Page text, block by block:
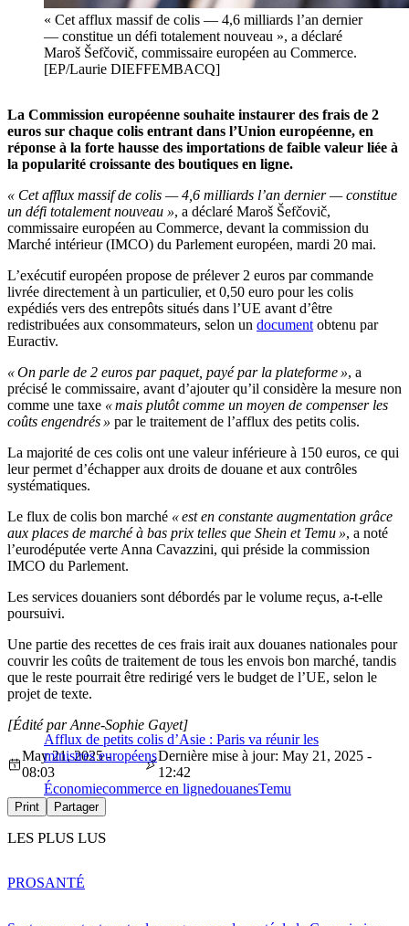
« Cet afflux massif de colis — 4,6 milliards l’an dernier
— constitue un défi totalement nouveau », a déclaré
Maroš Šefčovič, commissaire européen au Commerce.
[EP/Laurie DIEFFEMBACQ]
La Commission européenne souhaite instaurer des frais de 2
euros sur chaque colis entrant dans l’Union européenne, en
réponse à la forte hausse des importations de faible valeur liée à
la popularité croissante des boutiques en ligne.
« Cet afflux massif de colis — 4,6 milliards l’an dernier — constitue
un défi totalement nouveau », a déclaré Maroš Šefčovič,
commissaire européen au Commerce, devant la commission du
Marché intérieur (IMCO) du Parlement européen, mardi 20 mai.
L’exécutif européen propose de prélever 2 euros par commande
livrée directement à un particulier, et 0,50 euro pour les colis
expédiés vers des entrepôts situés dans l’UE avant d’être
redistribuées aux consommateurs, selon un document obtenu par
Euractiv.
« On parle de 2 euros par paquet, payé par la plateforme », a
précisé le commissaire, avant d’ajouter qu’il considère la mesure non
comme une taxe « mais plutôt comme un moyen de compenser les
coûts engendrés » par le traitement de l’afflux des petits colis.
La majorité de ces colis ont une valeur inférieure à 150 euros, ce qui
leur permet d’échapper aux droits de douane et aux contrôles
systématiques.
Le flux de colis bon marché « est en constante augmentation grâce
aux places de marché à bas prix telles que Shein et Temu », a noté
l’eurodéputée verte Anna Cavazzini, qui préside la commission
IMCO du Parlement.
Les services douaniers sont débordés par le volume reçus, a-t-elle
poursuivi.
Une partie des recettes de ces frais irait aux douanes nationales pour
couvrir les coûts de traitement de tous les envois bon marché, tandis
que le reste pourrait être redirigé vers le budget de l’UE, selon le
projet de texte.
Afflux de petits colis d’Asie : Paris va réunir les
ministres européens
[Édité par Anne-Sophie Gayet]
May 21, 2025 -
08:03
Dernière mise à jour: May 21, 2025 -
12:42
Économiecommerce en lignedouanesTemu
Print Partager
LES PLUS LUS
PROSANTÉ